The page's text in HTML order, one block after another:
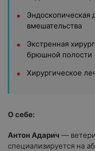
Эндоскопическая
вмешательства
Экстренная
брюшной полости
Хирургическое
О себе:
Антон Адарич —
специализируется на